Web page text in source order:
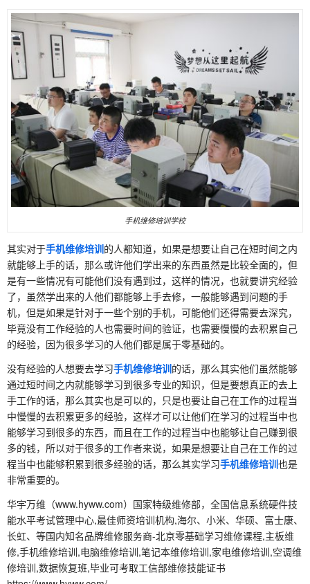
手机维修培训学校
其实对于手机维修培训的人都知道，如果是想要让自己在短时间之内
就能够上手的话，那么或许他们学出来的东西虽然是比较全面的，但
是有一些情况有可能他们没有遇到过，这样的情况，也就要讲究经验
了，虽然学出来的人他们都能够上手去修，一般能够遇到问题的手
机，但是如果是针对于一些个别的手机，可能他们还得需要去深究，
毕竟没有工作经验的人也需要时间的验证，也需要慢慢的去积累自己
的经验，因为很多学习的人他们都是属于零基础的。
没有经验的人想要去学习手机维修培训的话，那么其实他们虽然能够
通过短时间之内就能够学习到很多专业的知识，但是要想真正的去上
手工作的话，那么其实也是可以的，只是也要让自己在工作的过程当
中慢慢的去积累更多的经验，这样才可以让他们在学习的过程当中也
能够学习到很多的东西，而且在工作的过程当中也能够让自己赚到很
多的钱，所以对于很多的工作者来说，如果是想要让自己在工作的过
程当中也能够积累到很多经验的话，那么其实学习手机维修培训也是
非常重要的。
华宇万维（www.hyww.com）国家特级维修部，全国信息系统硬件技
能水平考试管理中心,最佳师资培训机构,海尔、小米、华硕、富士康、
长虹、等国内知名品牌维修服务商-北京零基础学习维修课程,主板维
修,手机维修培训,电脑维修培训,笔记本维修培训,家电维修培训,空调维
修培训,数据恢复班,毕业可考取工信部维修技能证书